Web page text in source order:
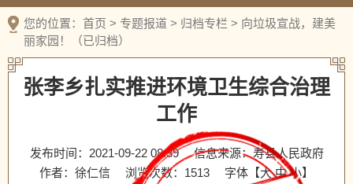
新媒体
您的位置： 首页 > 专题报道 > 归档专栏 > 向垃圾宣战，建美
丽家园！（已归档）
张李乡扎实推进环境卫生综合治理
工作
发布时间：2021-09-22 08:39
信息来源：寿县人民政府
作者：徐仁信
浏览次数： 1513 字体【大 中 小】